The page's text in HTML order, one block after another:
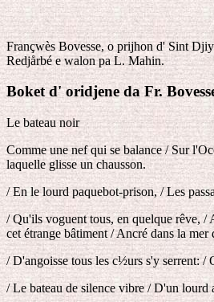
Françwès Bovesse, o prijhon d' Sint
Redjårbé e walon pa L. Mahin.
Boket d' oridjene da Fr.
Le bateau noir
Comme une nef qui se balance / Sur
laquelle glisse un chausson.
/ En le lourd paquebot-prison, / Les
/ Qu'ils voguent tous, en quelque rêve, /
cet étrange bâtiment / Ancré dans la mer
/ D'angoisse tous les c½urs s'y serrent: /
/ Le bateau de silence vibre / D'un lourd